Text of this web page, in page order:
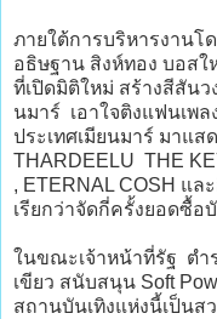
ภายใต้การบริหารงานโ
อธิษฐาน สิงห์ทอง บอสใ
ที่เปิดมิติใหม่ สร้างสีสันว
นมาร์ เอาใจติงแฟนเพ
ประเทศเมียนมาร์ มาแส
THARDEELU THE
, ETERNAL COSH แล
เรียกว่าจัดกี่ครั้งยอดซื้อ
ในขณะเจ้าหน้าที่รัฐ ตำ
เขียว สนับสนุน Soft
สถานบันเทิงแห่งนี้เป็นส